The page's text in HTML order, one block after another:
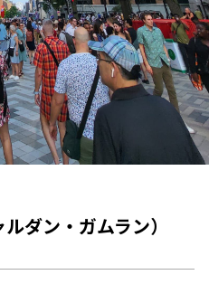
ダン・ガムラン）